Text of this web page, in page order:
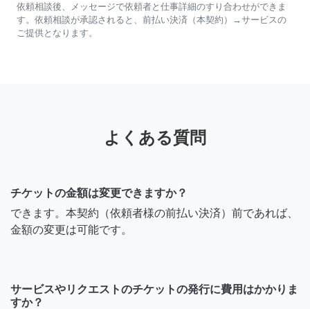
依頼相談後、メッセージで依頼者と仕事詳細のすり合わせができま
す。依頼相談が承認されると、前払い決済（本契約）→サービスの
ご提供となります。
よくある質問
チケットの金額は変更できますか？
できます。本契約（依頼者様の前払い決済）前であれば、
金額の変更は可能です。
サービスやリクエストのチケットの発行に費用はかかりま
すか？